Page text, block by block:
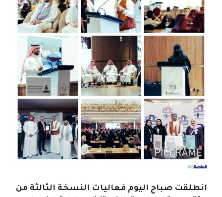
انطلقت صباح اليوم فعاليات النسخة الثالثة من